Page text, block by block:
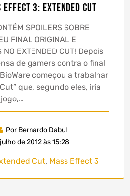
Effect 3: Extended Cut
SPOILERS SOBRE
FINAL ORIGINAL E
NO EXTENDED CUT! Depois
de gamers contra o final
começou a trabalhar
que, segundo eles, iria
Por Bernardo Dabul
julho de 2012 às 15:28
Cut, Mass Effect 3